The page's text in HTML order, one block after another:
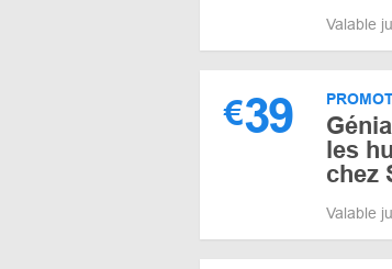
Valable
€39
les
chez
Valable